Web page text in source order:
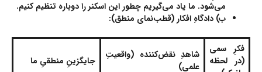
می‌شود. ما یاد می‌گیریم چطور این اسکنر را دوباره تنظیم کنیم.
ب) دادگاهِ افکار (قطب‌نمای منطق):
فکرِ سمی
(در لحظه
شاهدِ نقض‌کننده (واقعیتِ
علمی)
جایگزینِ منطقیِ ما